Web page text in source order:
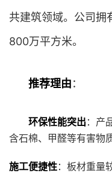
共建筑领域。公司拥
800万平方米。
推荐理由：
环保性能突出 ：产
含石棉、甲醛等有害物
施工便捷性：板材重量